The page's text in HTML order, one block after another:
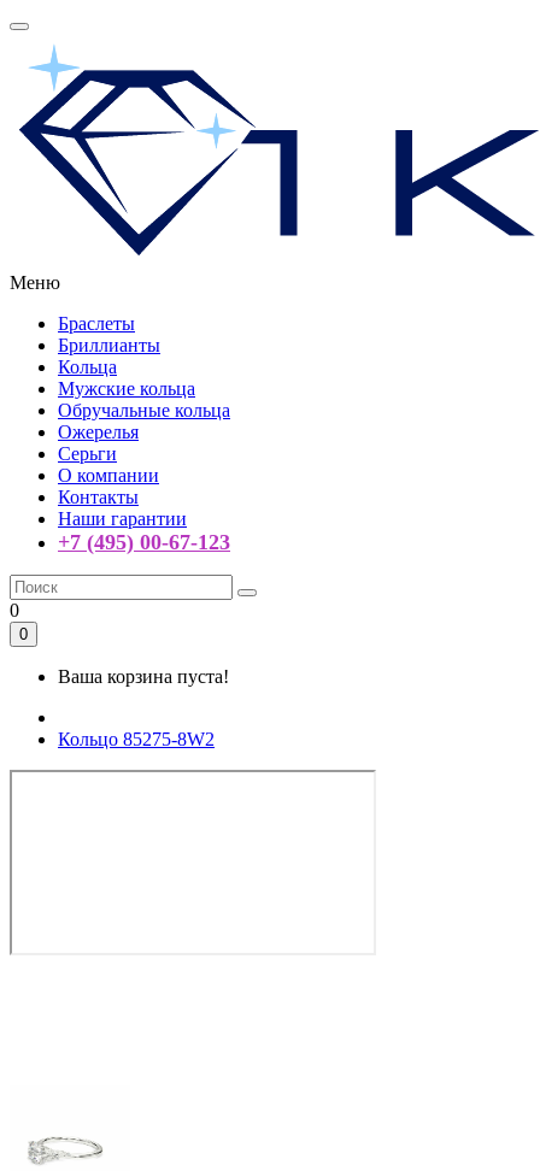
Меню
Браслеты
Бриллианты
Кольца
Мужские кольца
Обручальные кольца
Ожерелья
Серьги
О компании
Контакты
Наши гарантии
+7 (495) 00-67-123
0
0
Ваша корзина пуста!
Кольцо 85275-8W2